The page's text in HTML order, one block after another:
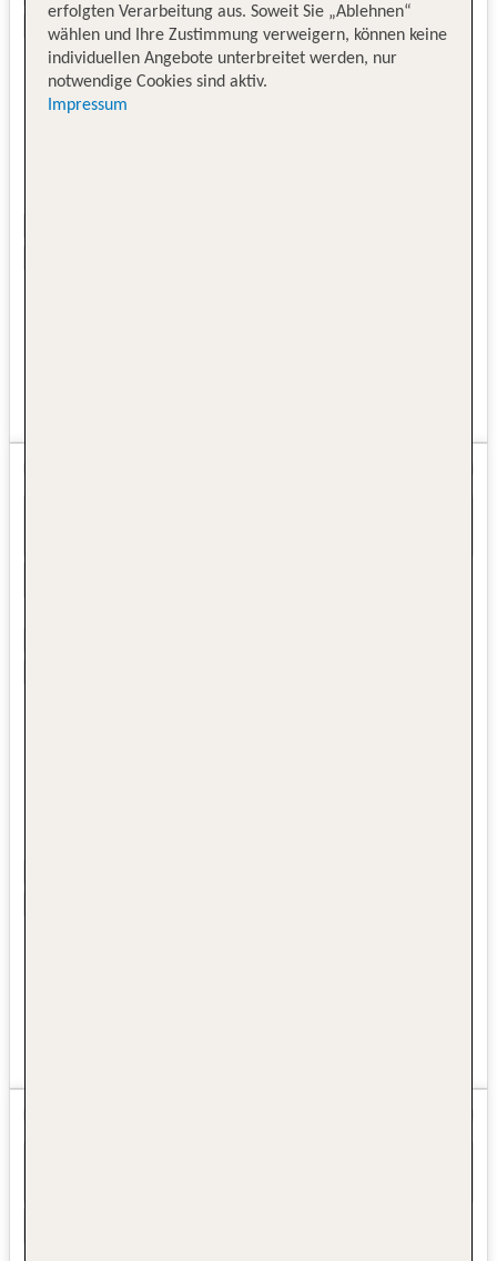
erfolgten Verarbeitung aus. Soweit Sie „Ablehnen“
wählen und Ihre Zustimmung verweigern, können keine
individuellen Angebote unterbreitet werden, nur
notwendige Cookies sind aktiv.
Impressum